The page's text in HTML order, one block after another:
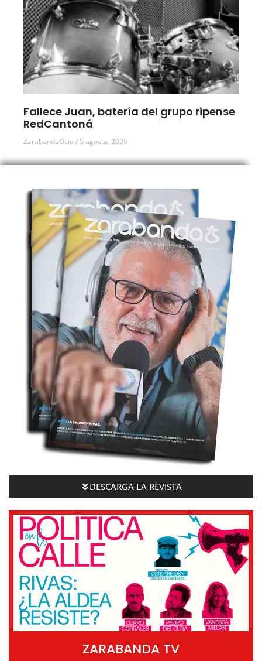
Fallece Juan, batería del grupo ripense
RedCantoná
ZarabandaOcio 5 agosto, 2026
DESCARGA LA REVISTA
ZARABANDA TV